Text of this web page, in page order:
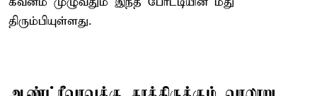
திரும்பியுள்ளது.